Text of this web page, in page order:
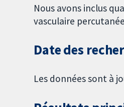
Nous avons inclus
vasculaire
Date des
Les données sont à